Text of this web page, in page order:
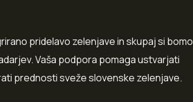
pridelavo zelenjave in skupaj si bomo
Vaša podpora pomaga ustvarjati
prednosti sveže slovenske zelenjave.